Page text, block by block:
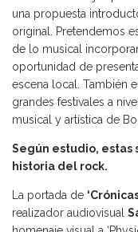
una propuesta
original. Pretendemos
de lo musical
oportunidad de
escena local. También
grandes festivales a
musical y artística de
Según estudio, estas
historia del rock.
La portada de
realizador audiovisual